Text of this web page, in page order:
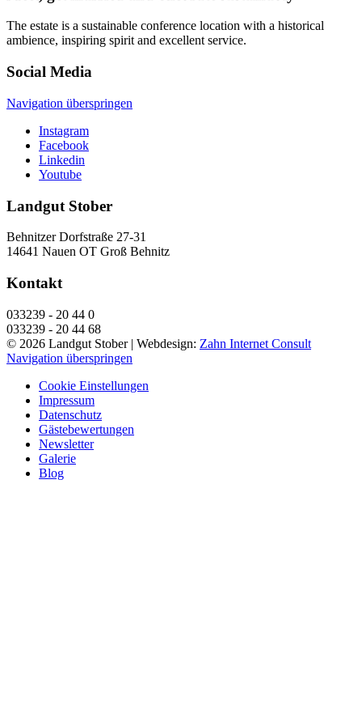
The estate is a sustainable conference location with a historical
ambience, inspiring spirit and excellent service.
Social Media
Navigation überspringen
Instagram
Facebook
Linkedin
Youtube
Landgut Stober
Behnitzer Dorfstraße 27-31
14641 Nauen OT Groß Behnitz
Kontakt
033239 - 20 44 0
033239 - 20 44 68
© 2026 Landgut Stober | Webdesign: Zahn Internet Consult
Navigation überspringen
Cookie Einstellungen
Impressum
Datenschutz
Gästebewertungen
Newsletter
Galerie
Blog